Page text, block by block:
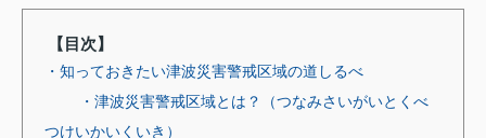
【目次】
・知っておきたい津波災害警戒区域の道しるべ
・津波災害警戒区域とは？（つなみさいがいとくべ
つけいかいくいき）